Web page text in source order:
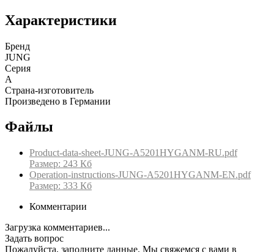
Характеристики
Бренд
JUNG
Серия
A
Страна-изготовитель
Произведено в Германии
Файлы
Product-data-sheet-JUNG-A5201HYGANM-RU.pdf
Размер: 243 Кб
Operation-instructions-JUNG-A5201HYGANM-EN.pdf
Размер: 333 Кб
Комментарии
Загрузка комментариев...
Задать вопрос
Пожалуйста, заполните данные. Мы свяжемся с вами в